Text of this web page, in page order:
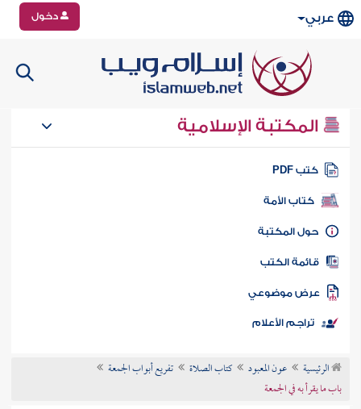
عربي دخول
المكتبة الإسلامية
كتب PDF
كتاب الأمة
المكتبة
الكتب
موضوعي
تراجم الأعلام
الرئيسية عون المعبود كتاب الصلاة
تفريع أبواب الجمعة
باب ما يقرأ به في الجمعة